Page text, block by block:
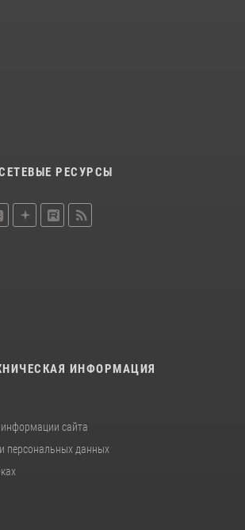
РЕСУРСЫ
ИНФОРМАЦИЯ
сайта
персональных данных